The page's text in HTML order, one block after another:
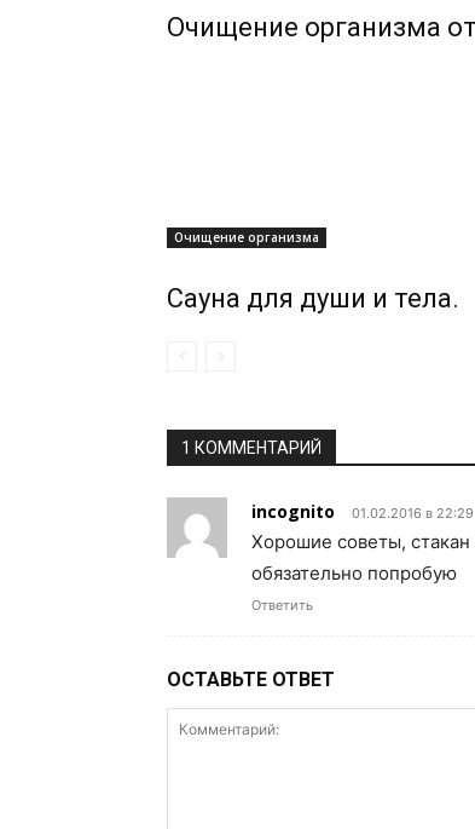
Очищение организма
Очищение организма
Сауна для души и тела.
1 КОММЕНТАРИЙ
incognito 01.02.2016 в 22:29
Хорошие советы,
обязательно попробую
Ответить
ОСТАВЬТЕ ОТВЕТ